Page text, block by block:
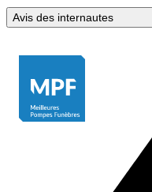
Avis des internautes